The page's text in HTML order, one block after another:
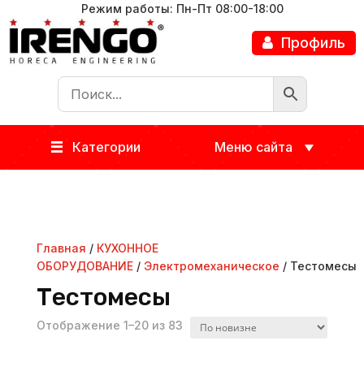
Режим работы: Пн-Пт 08:00-18:00
Профиль
Категории Меню сайта
Главная / КУХОННОЕ
ОБОРУДОВАНИЕ/ Электромеханическое / Тестомесы
Тестомесы
Отображение 1–20 из 83